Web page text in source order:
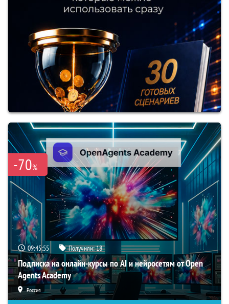
-70%
09:45:54 Получили:18
Подписка на онлайн-курсы по AI и нейросетям от Open
Agents Academy
Россия